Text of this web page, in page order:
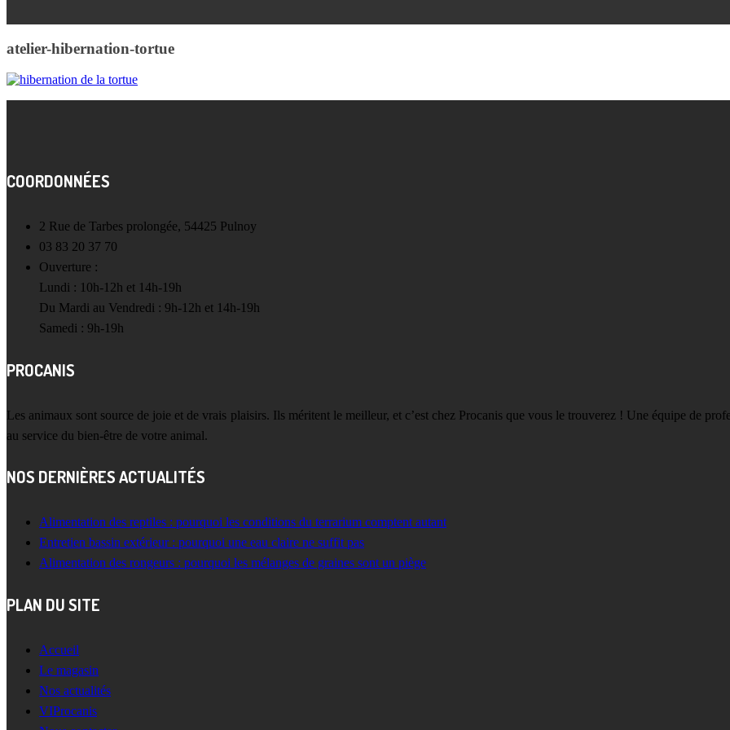
atelier-hibernation-tortue
COORDONNÉES
2 Rue de Tarbes prolongée, 54425 Pulnoy
03 83 20 37 70
Ouverture :
Lundi : 10h-12h et 14h-19h
Du Mardi au Vendredi : 9h-12h et 14h-19h
Samedi : 9h-19h
PROCANIS
Les animaux sont source de joie et de vrais plaisirs. Ils méritent le meilleur, et c’est chez Procanis que vous le trouverez ! Une équipe de
au service du bien-être de votre animal.
NOS DERNIÈRES ACTUALITÉS
Alimentation des reptiles : pourquoi les conditions du terrarium comptent autant
Entretien bassin extérieur : pourquoi une eau claire ne suffit pas
Alimentation des rongeurs : pourquoi les mélanges de graines sont un piège
PLAN DU SITE
Accueil
Le magasin
Nos actualités
VIProcanis